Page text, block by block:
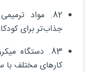
82. مواد
جذاب‌تر برای
83. دستگاه
کارهای مختلف